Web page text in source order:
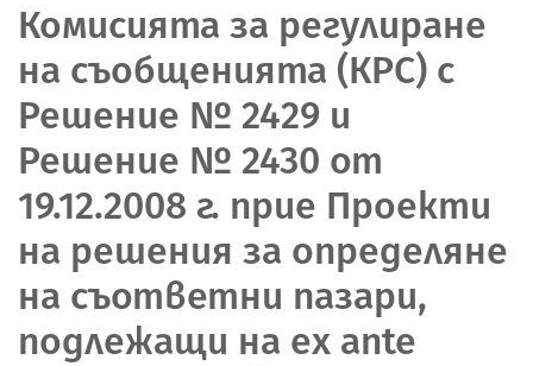
Комисията за регулиране
на съобщенията (КРС) с
Решение № 2429 и
Решение № 2430 от
19.12.2008 г. прие Проекти
на решения за определяне
на съответни пазари,
подлежащи на ex ante